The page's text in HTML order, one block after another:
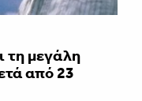
τη μεγάλη
από 23